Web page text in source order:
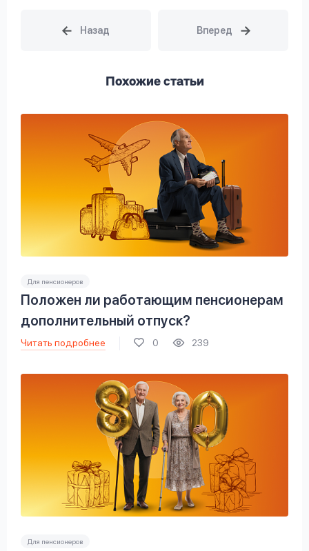
Похожие статьи
Для пенсионеров
Положен ли работающим пенсионерам
дополнительный отпуск?
Читать подробнее 0 239
Для пенсионеров